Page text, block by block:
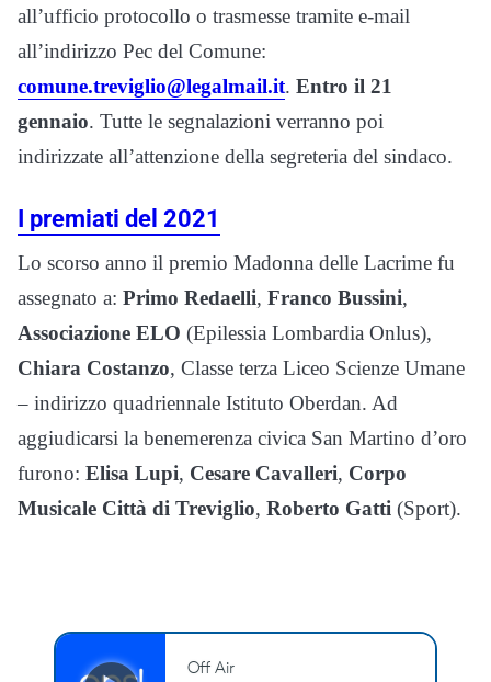
all’ufficio protocollo o trasmesse tramite e-mail
all’indirizzo Pec del Comune:
comune.treviglio@legalmail.it. Entro il 21
gennaio. Tutte le segnalazioni verranno poi
indirizzate all’attenzione della segreteria del sindaco.
I premiati del 2021
Lo scorso anno il premio Madonna delle Lacrime fu
assegnato a: Primo Redaelli, Franco Bussini,
Associazione ELO (Epilessia Lombardia Onlus),
Chiara Costanzo, Classe terza Liceo Scienze Umane
– indirizzo quadriennale Istituto Oberdan. Ad
aggiudicarsi la benemerenza civica San Martino d’oro
furono: Elisa Lupi, Cesare Cavalleri, Corpo
Musicale Città di Treviglio, Roberto Gatti (Sport).